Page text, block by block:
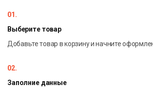
01.
Выберите товар
Добавьте товар в корзину и начните
02.
Заполние данные